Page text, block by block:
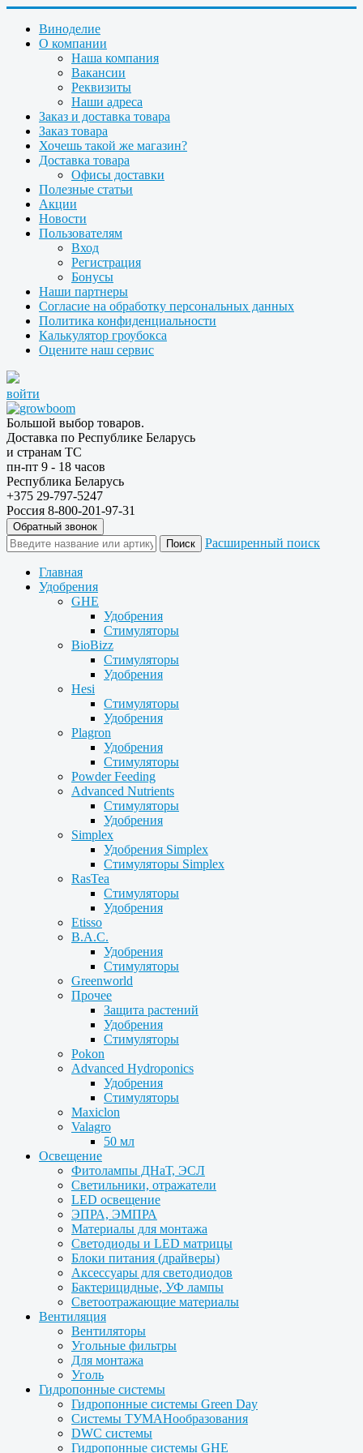
Виноделие
О компании
Наша компания
Вакансии
Реквизиты
Наши адреса
Заказ и доставка товара
Заказ товара
Хочешь такой же магазин?
Доставка товара
Офисы доставки
Полезные статьи
Акции
Новости
Пользователям
Вход
Регистрация
Бонусы
Наши партнеры
Согласие на обработку персональных данных
Политика конфиденциальности
Калькулятор гроубокса
Оцените наш сервис
войти
Большой выбор товаров.
Доставка по Республике Беларусь
и странам ТС
пн-пт 9 - 18 часов
Республика Беларусь
+375 29-797-5247
Россия 8-800-201-97-31
Обратный звонок
Расширенный поиск
Главная
Удобрения
GHE
Удобрения
Стимуляторы
BioBizz
Стимуляторы
Удобрения
Hesi
Стимуляторы
Удобрения
Plagron
Удобрения
Стимуляторы
Powder Feeding
Advanced Nutrients
Стимуляторы
Удобрения
Simplex
Удобрения Simplex
Стимуляторы Simplex
RasTea
Стимуляторы
Удобрения
Etisso
B.A.C.
Удобрения
Стимуляторы
Greenworld
Прочее
Защита растений
Удобрения
Стимуляторы
Pokon
Advanced Hydroponics
Удобрения
Стимуляторы
Maxiclon
Valagro
50 мл
Освещение
Фитолампы ДНаТ, ЭСЛ
Светильники, отражатели
LED освещение
ЭПРА, ЭМПРА
Материалы для монтажа
Светодиоды и LED матрицы
Блоки питания (драйверы)
Аксессуары для светодиодов
Бактерицидные, УФ лампы
Светоотражающие материалы
Вентиляция
Вентиляторы
Угольные фильтры
Для монтажа
Уголь
Гидропонные системы
Гидропонные системы Green Day
Системы ТУМАНообразования
DWC системы
Гидропонные системы GHE